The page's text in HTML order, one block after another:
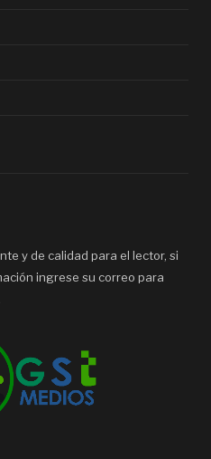
y de calidad para el lector, si
ingrese su correo para